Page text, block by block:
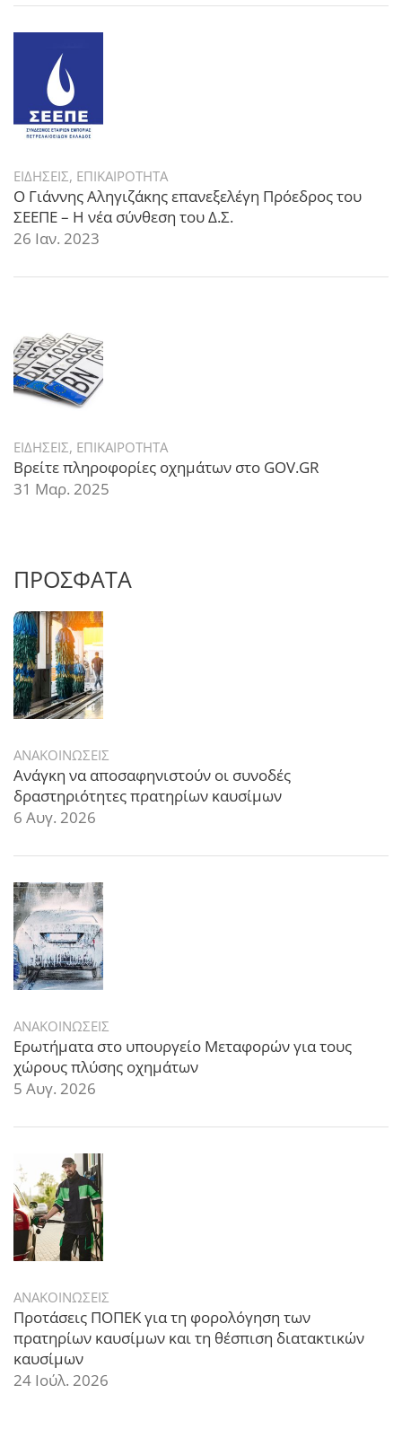
ΕΙΔΗΣΕΙΣ, ΕΠΙΚΑΙΡΟΤΗΤΑ
Ο Γιάννης Αληγιζάκης επανεξελέγη Πρόεδρος του
ΣΕΕΠΕ – Η νέα σύνθεση του Δ.Σ.
26 Ιαν. 2023
ΕΙΔΗΣΕΙΣ, ΕΠΙΚΑΙΡΟΤΗΤΑ
Βρείτε πληροφορίες οχημάτων στο GOV.GR
31 Μαρ. 2025
ΠΡΟΣΦΑΤΑ
ΑΝΑΚΟΙΝΩΣΕΙΣ
Ανάγκη να αποσαφηνιστούν οι συνοδές
δραστηριότητες πρατηρίων καυσίμων
6 Αυγ. 2026
ΑΝΑΚΟΙΝΩΣΕΙΣ
Ερωτήματα στο υπουργείο Μεταφορών για τους
χώρους πλύσης οχημάτων
5 Αυγ. 2026
ΑΝΑΚΟΙΝΩΣΕΙΣ
Προτάσεις ΠΟΠΕΚ για τη φορολόγηση των
πρατηρίων καυσίμων και τη θέσπιση διατακτικών
καυσίμων
24 Ιούλ. 2026